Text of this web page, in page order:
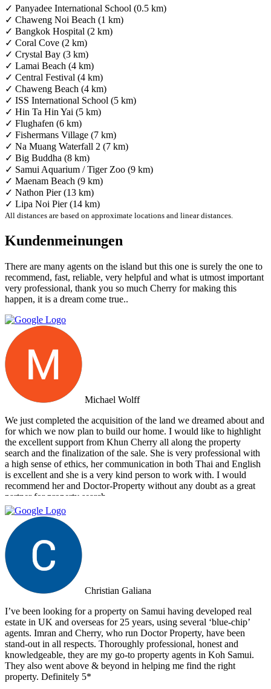
✓ Panyadee International School (0.5 km)
✓ Chaweng Noi Beach (1 km)
✓ Bangkok Hospital (2 km)
✓ Coral Cove (2 km)
✓ Crystal Bay (3 km)
✓ Lamai Beach (4 km)
✓ Central Festival (4 km)
✓ Chaweng Beach (4 km)
✓ ISS International School (5 km)
✓ Hin Ta Hin Yai (5 km)
✓ Flughafen (6 km)
✓ Fishermans Village (7 km)
✓ Na Muang Waterfall 2 (7 km)
✓ Big Buddha (8 km)
✓ Samui Aquarium / Tiger Zoo (9 km)
✓ Maenam Beach (9 km)
✓ Nathon Pier (13 km)
✓ Lipa Noi Pier (14 km)
All distances are based on approximate locations and linear distances.
Kundenmeinungen
There are many agents on the island but this one is surely the one to
recommend, fast, reliable, very helpful and what is utmost important
very professional, thank you so much Cherry for making this
happen, it is a dream come true..
Michael Wolff
We just completed the acquisition of the land we dreamed about and
for which we now plan to build our home. I would like to highlight
the excellent support from Khun Cherry all along the property
search and the finalization of the sale. She is very professional with
a high sense of ethics, her communication in both Thai and English
is excellent and she is a very kind person to work with. I would
recommend her and Doctor-Property without any doubt as a great
partner for property search.
Christian Galiana
I’ve been looking for a property on Samui having developed real
estate in UK and overseas for 25 years, using several ‘blue-chip’
agents. Imran and Cherry, who run Doctor Property, have been
stand-out in all respects. Thoroughly professional, honest and
knowledgeable, they are my go-to property agents in Koh Samui.
They also went above & beyond in helping me find the right
property. Definitely 5*